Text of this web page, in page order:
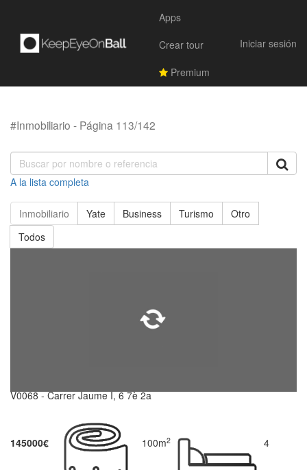
Apps
Crear tour
Premium
Iniciar sesión
#Inmobiliario - Página 113/142
A la lista completa
Inmobiliario Yate Business Turismo
Otro
Todos
V0068 - Carrer Jaume I, 6 7è 2a
145000€ 100m2 4